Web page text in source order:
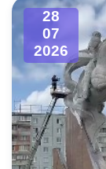
28
07
2026